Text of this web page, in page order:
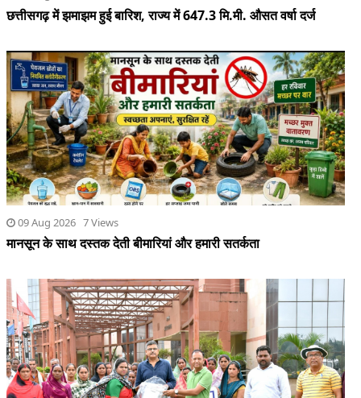
छत्तीसगढ़ में झमाझम हुई बारिश, राज्य में 647.3 मि.मी. औसत वर्षा दर्ज
09 Aug 2026 7 Views
मानसून के साथ दस्तक देती बीमारियां और हमारी सतर्कता